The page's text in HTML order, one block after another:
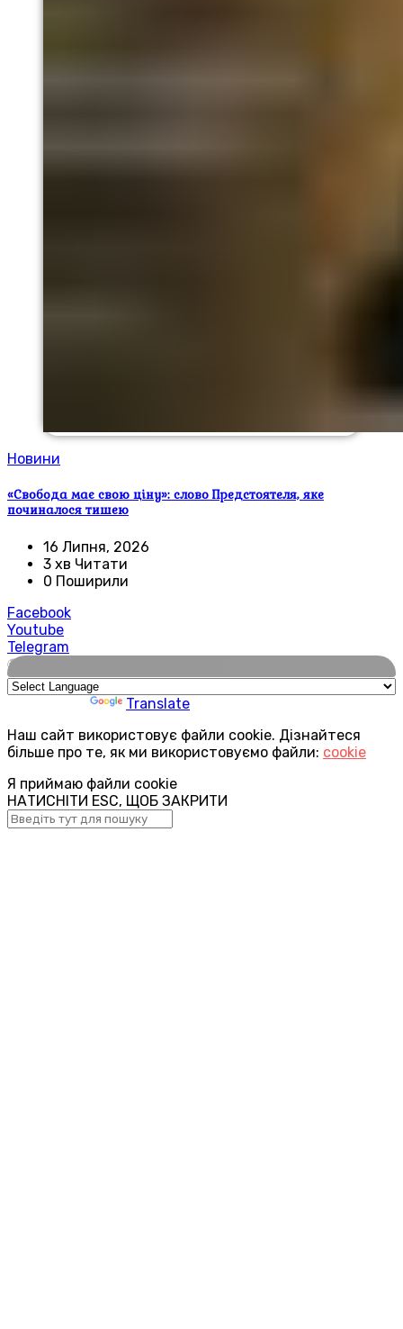
Новини
«Свобода має свою ціну»: слово Предстоятеля, яке
починалося тишею
16 Липня, 2026
3 хв Читати
0 Поширили
Facebook
Youtube
Telegram
🌍
Translate
Наш сайт використовує файли cookie. Дізнайтеся
більше про те, як ми використовуємо файли: cookie
Я приймаю файли cookie
НАТИСНІТИ ESC, ЩОБ ЗАКРИТИ